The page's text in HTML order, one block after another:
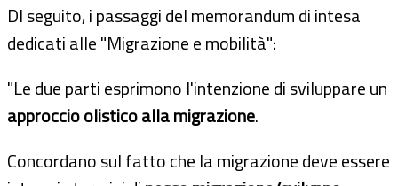
DI seguito, i passaggi del memorandum di intesa
dedicati alle "Migrazione e mobilità":
"Le due parti esprimono l'intenzione di sviluppare un
approccio olistico alla migrazione.
Concordano sul fatto che la migrazione deve essere